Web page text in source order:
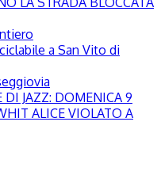
a San Vito di
JAZZ: DOMENICA 9
ALICE VIOLATO A